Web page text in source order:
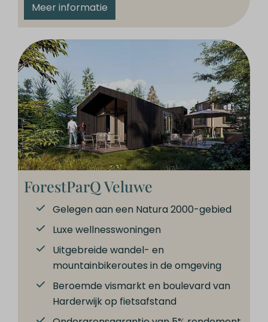
Meer informatie
ForestParQ Veluwe
Gelegen aan een Natura 2000-gebied
Luxe wellnesswoningen
Uitgebreide wandel- en
mountainbikeroutes in de omgeving
Beroemde vismarkt en boulevard van
Harderwijk op fietsafstand